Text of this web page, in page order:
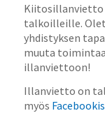
Kiitosillanvietto
talkoilleille.
yhdistyksen
muuta
illanviettoon!
Illanvietto on
myös